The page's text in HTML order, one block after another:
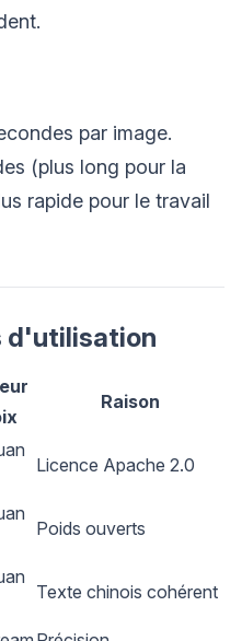
par image.
(plus long pour la
rapide pour le travail
d'utilisation
Raison
Licence Apache 2.0
Poids ouverts
Texte chinois cohérent